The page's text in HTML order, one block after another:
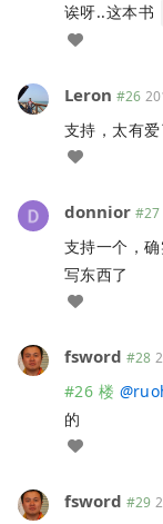
诶呀..这本书
Leron #26
支持，太有爱
donnior #27
支持一个，
写东西了
fsword #28
#26 楼 @
的
fsword #29